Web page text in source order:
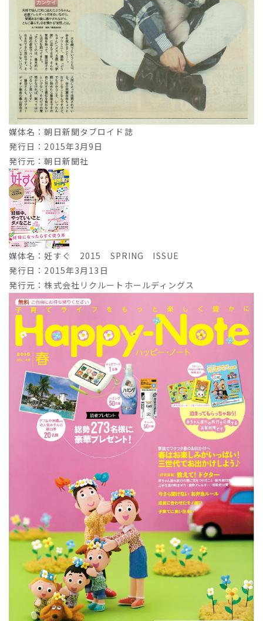
媒体名：朝日新聞タブロイド誌
発行日：2015年3月9日
発行元：朝日新聞社
媒体名：妊すぐ 2015 SPRING ISSUE
発行日：2015年3月13日
発行元：株式会社リクルートホールディングス